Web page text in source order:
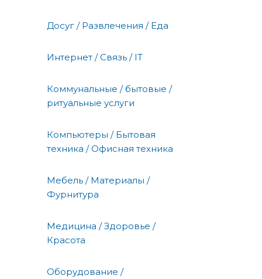
Досуг / Развлечения / Еда
Интернет / Связь / IT
Коммунальные / бытовые /
ритуальные услуги
Компьютеры / Бытовая
техника / Офисная техника
Мебель / Материалы /
Фурнитура
Медицина / Здоровье /
Красота
Оборудование /